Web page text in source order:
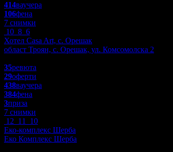
414ваучера
106фена
7 снимки
10 8 6
Хотел Casa Art, с. Орешак
област Троян, с. Орешак, ул. Комсомолска 2
35ревюта
29оферти
438ваучера
384фена
3приза
7 снимки
12 11
10
Еко-комплекс Шерба
Еко Комплекс Шерба